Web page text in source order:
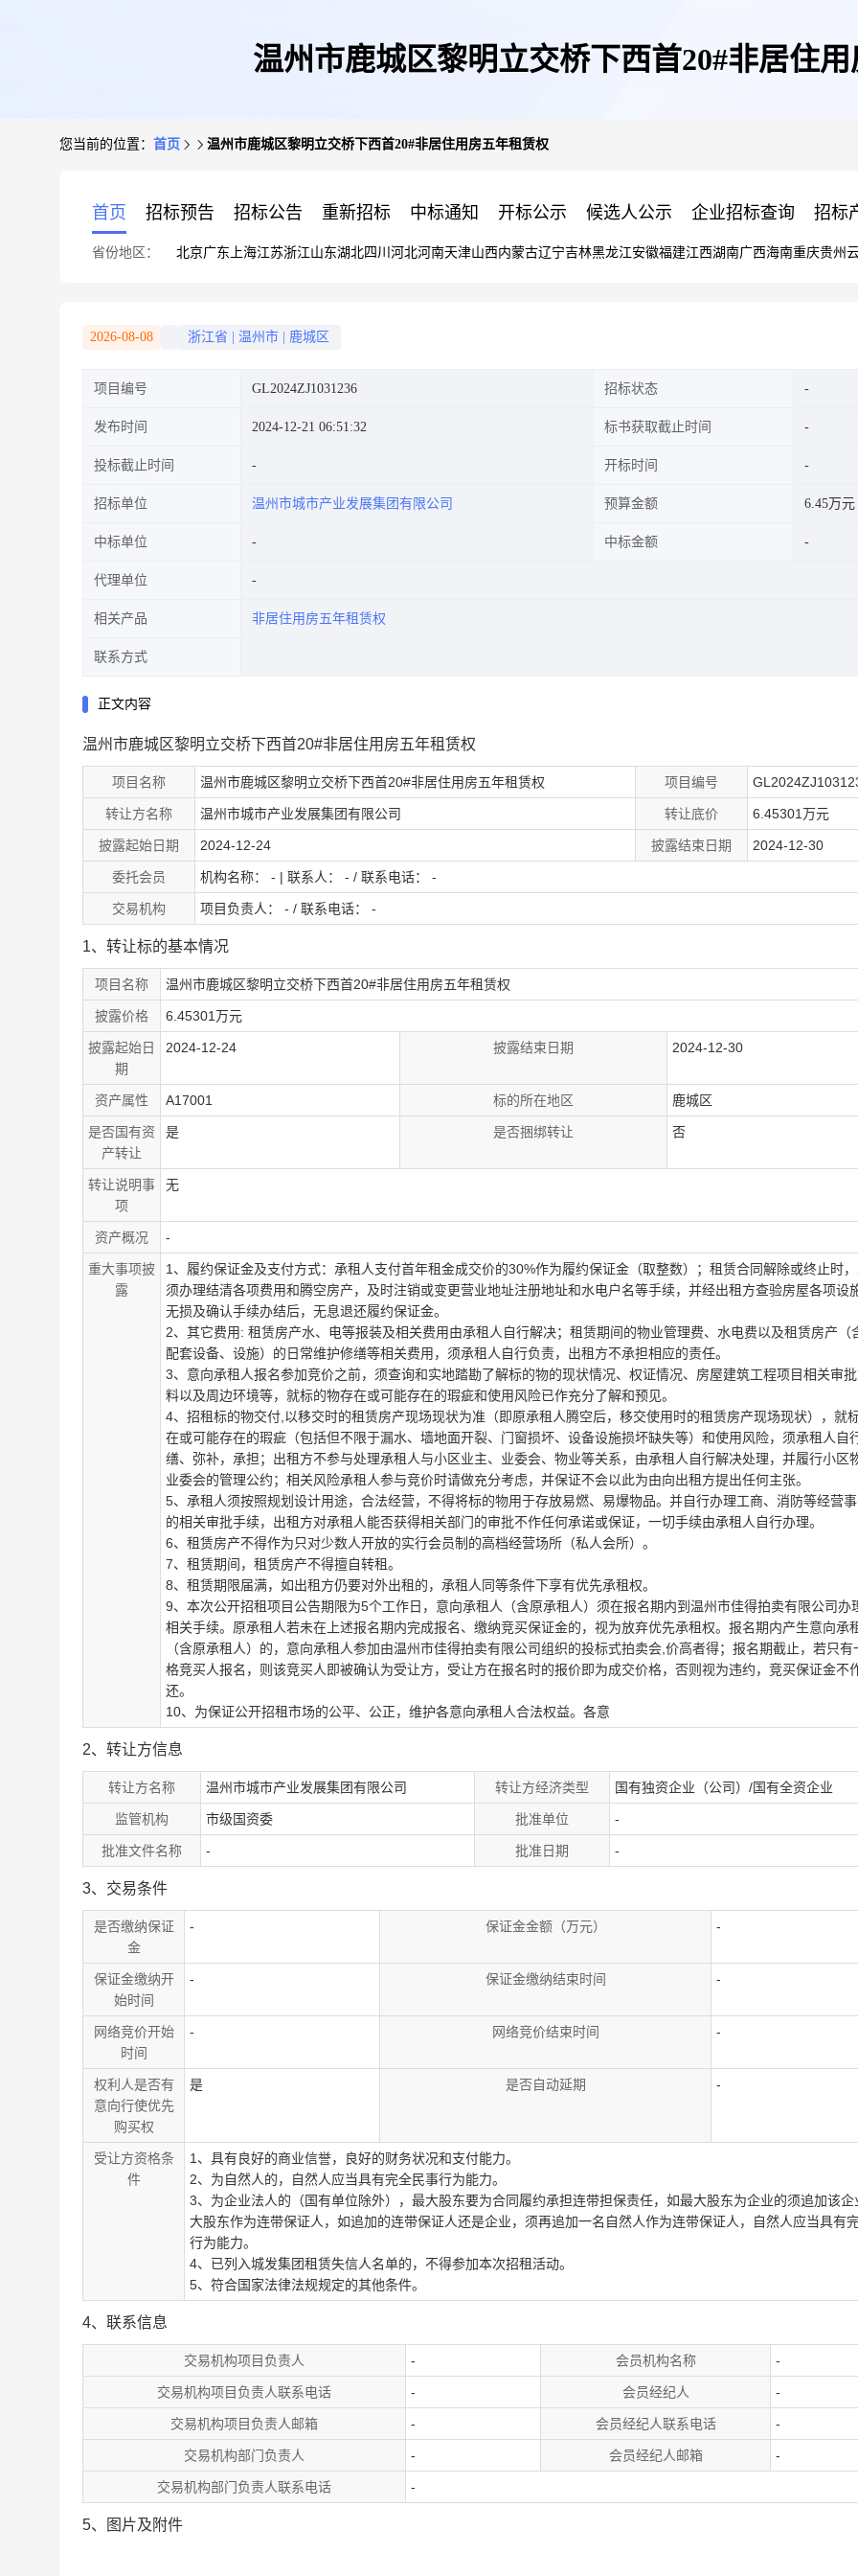
温州市鹿城区黎明立交桥下西首20#非居住
您当前的位置： 首页 温州市鹿城区黎明立交桥下西首20#非居住用房五年租赁权
首页 招标预告 招标公告 重新招标 中标通知 开标公示 候选人公示 企业招标查询 招标
省份地区： 北京广东 上海江苏浙江山东湖北四川 河北河南天津山西内蒙古辽宁吉林黑龙江安徽福建江西湖南广西海南重庆贵州
2026-08-08 浙江省 温州市 鹿城区
项目编号 GL2024ZJ1031236 招标状态
发布时间 2024-12-21 06:51:32 标书获取截止时间
投标截止时间 开标时间
招标单位 温州市城市产业发展集团有限公司 预算金额 6.45万元
中标单位 中标金额
代理单位
相关产品 非居住用房五年租赁权
联系方式
正文内容
温州市鹿城区黎明立交桥下西首20#非居住用房五年租赁权
项目名称 温州市鹿城区黎明立交桥下西首20#非居住用房五年租赁权 项目编号
转让方名称 温州市城市产业发展集团有限公司 转让底价 6.45301万元
披露起始日期 2024-12-24 披露结束日期 2024-12-30
委托会员 机构名称： - | 联系人： - / 联系电话： -
交易机构 项目负责人： - / 联系电话： -
1、转让标的基本情况
项目名称 温州市鹿城区黎明立交桥下西首20#非居住用房五年租赁权
披露价格 6.45301万元
披露起始日
期
2024-12-24 披露结束日期 2024-12-30
资产属性 A17001 标的所在地区 鹿城区
是否国有资
产转让
是 是否捆绑转让 否
转让说明事
项
无
资产概况 -
重大事项披
露
1、履约保证金及支付方式：承租人支付首年租金成交价的30%作为履约保证金（取整数）；租赁合同解除或终止时
须办理结清各项费用和腾空房产，及时注销或变更营业地址注册地址和水电户名等手续，并经出租方查验房屋各项设
无损及确认手续办结后，无息退还履约保证金。
2、其它费用: 租赁房产水、电等报装及相关费用由承租人自行解决；租赁期间的物业管理费、水电费以及租赁房产（
配套设备、设施）的日常维护修缮等相关费用，须承租人自行负责，出租方不承担相应的责任。
3、意向承租人报名参加竞价之前，须查询和实地踏勘了解标的物的现状情况、权证情况、房屋建筑工程项目相关审
料以及周边环境等，就标的物存在或可能存在的瑕疵和使用风险已作充分了解和预见。
4、招租标的物交付,以移交时的租赁房产现场现状为准（即原承租人腾空后，移交使用时的租赁房产现场现状），就
在或可能存在的瑕疵（包括但不限于漏水、墙地面开裂、门窗损坏、设备设施损坏缺失等）和使用风险，须承租人自
缮、弥补，承担；出租方不参与处理承租人与小区业主、业委会、物业等关系，由承租人自行解决处理，并履行小区
业委会的管理公约；相关风险承租人参与竞价时请做充分考虑，并保证不会以此为由向出租方提出任何主张。
5、承租人须按照规划设计用途，合法经营，不得将标的物用于存放易燃、易爆物品。并自行办理工商、消防等经营
的相关审批手续，出租方对承租人能否获得相关部门的审批不作任何承诺或保证，一切手续由承租人自行办理。
6、租赁房产不得作为只对少数人开放的实行会员制的高档经营场所（私人会所）。
7、租赁期间，租赁房产不得擅自转租。
8、租赁期限届满，如出租方仍要对外出租的，承租人同等条件下享有优先承租权。
9、本次公开招租项目公告期限为5个工作日，意向承租人（含原承租人）须在报名期内到温州市佳得拍卖有限公司办
相关手续。原承租人若未在上述报名期内完成报名、缴纳竞买保证金的，视为放弃优先承租权。报名期内产生意向承
（含原承租人）的，意向承租人参加由温州市佳得拍卖有限公司组织的投标式拍卖会,价高者得；报名期截止，若只有
格竞买人报名，则该竞买人即被确认为受让方，受让方在报名时的报价即为成交价格，否则视为违约，竞买保证金不
还。
10、为保证公开招租市场的公平、公正，维护各意向承租人合法权益。各意
2、转让方信息
转让方名称 温州市城市产业发展集团有限公司 转让方经济类型 国有独资企业（公司）/国有全资企业
监管机构 市级国资委 批准单位 -
批准文件名称 - 批准日期 -
3、交易条件
是否缴纳保证
金
- 保证金金额（万元） -
保证金缴纳开
始时间
- 保证金缴纳结束时间 -
网络竞价开始
时间
- 网络竞价结束时间 -
权利人是否有
意向行使优先
购买权
是 是否自动延期 -
受让方资格条
件
1、具有良好的商业信誉，良好的财务状况和支付能力。
2、为自然人的，自然人应当具有完全民事行为能力。
3、为企业法人的（国有单位除外），最大股东要为合同履约承担连带担保责任，如最大股东为企业的须追加该企
大股东作为连带保证人，如追加的连带保证人还是企业，须再追加一名自然人作为连带保证人，自然人应当具有
行为能力。
4、已列入城发集团租赁失信人名单的，不得参加本次招租活动。
5、符合国家法律法规规定的其他条件。
4、联系信息
交易机构项目负责人 - 会员机构名称 -
交易机构项目负责人联系电话 - 会员经纪人 -
交易机构项目负责人邮箱 - 会员经纪人联系电话 -
交易机构部门负责人 - 会员经纪人邮箱 -
交易机构部门负责人联系电话 -
5、图片及附件